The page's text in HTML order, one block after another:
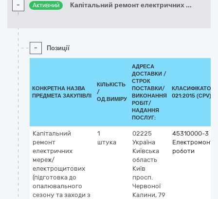
- Активний Капітальний ремонт електричних ...
- Позиції
КОНКРЕТНА НАЗВА
ПРЕДМЕТА ЗАКУПІВЛІ
КІЛЬКІСТЬ
/
ОД.ВИМІРУ
АДРЕСА
ДОСТАВКИ /
СТРОК
ПОСТАВКИ/
ВИКОНАННЯ
РОБІТ/
НАДАННЯ
ПОСЛУГ:
КЛАСИФІКАТОР
021:2015 (CPV)
Капітальний
ремонт
електричних
мереж/
електрощитових
(підготовка до
опалювального
сезону та заходи з
1
штука
02225
Україна
Київська
область
Київ
просп.
Червоної
Калини, 79
45310000-3
роботи